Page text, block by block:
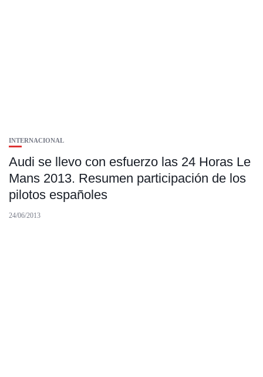
INTERNACIONAL
Audi se llevo con esfuerzo las 24 Horas Le
Mans 2013. Resumen participación de los
pilotos españoles
24/06/2013